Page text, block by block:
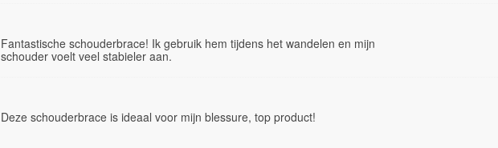
Fantastische schouderbrace! Ik gebruik hem tijdens het wandelen en mijn
schouder voelt veel stabieler aan.
Deze schouderbrace is ideaal voor mijn blessure, top product!